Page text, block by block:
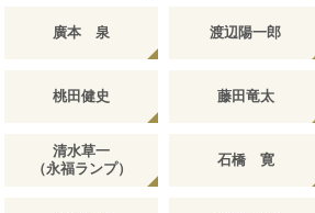
廣本 泉 渡辺陽一郎
桃田健史 藤田竜太
清水草一
（永福ランプ）
石橋 寛